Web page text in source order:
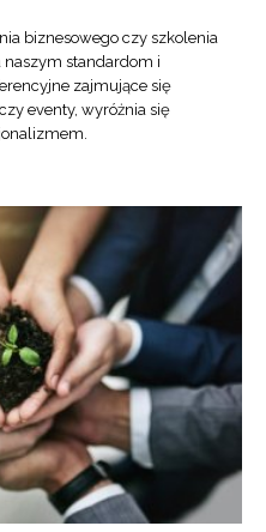
biznesowego czy szkolenia
naszym standardom i
zajmujące się
eventy, wyróżnia się